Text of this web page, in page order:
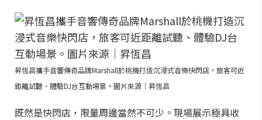
昇恆昌攜手音響傳奇品牌Marshall於桃機打造沉浸式音樂快閃店，旅客可近
距離試聽、體驗DJ台互動場景。圖片來源｜昇恆昌
既然是快閃店，限量周邊當然不可少。現場展示極具收